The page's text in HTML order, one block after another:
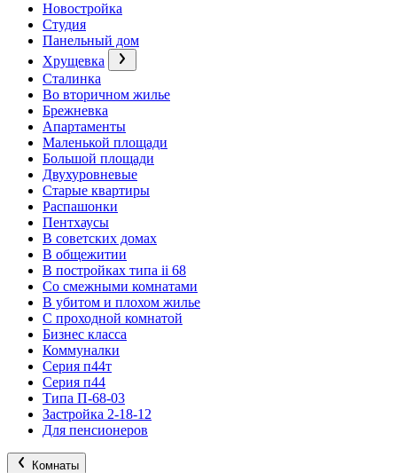
Новостройка
Студия
Панельный дом
Хрущевка
Сталинка
Во вторичном жилье
Брежневка
Апартаменты
Маленькой площади
Большой площади
Двухуровневые
Старые квартиры
Распашонки
Пентхаусы
В советских домах
В общежитии
В постройках типа ii 68
Со смежными комнатами
В убитом и плохом жилье
С проходной комнатой
Бизнес класса
Коммуналки
Серия п44т
Серия п44
Типа П-68-03
Застройка 2-18-12
Для пенсионеров
Комнаты